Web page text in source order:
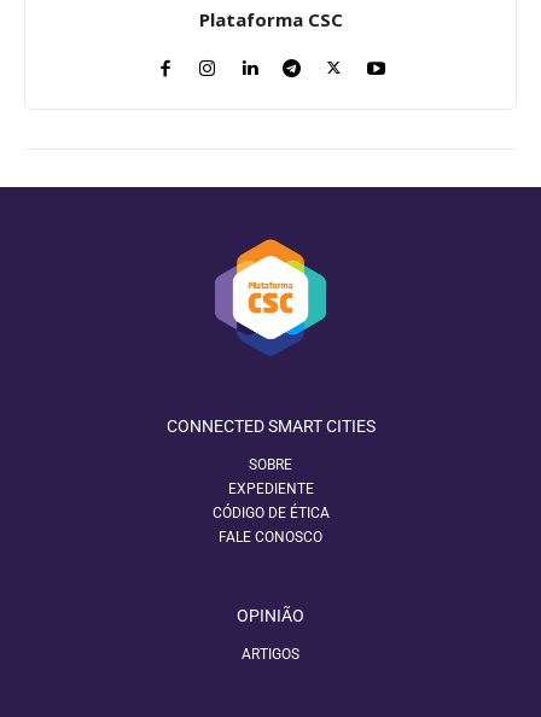
Plataforma CSC
CONNECTED SMART CITIES
SOBRE
EXPEDIENTE
CÓDIGO DE ÉTICA
FALE CONOSCO
OPINIÃO
ARTIGOS